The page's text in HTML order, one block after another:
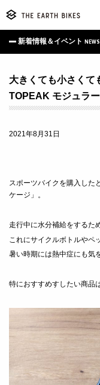
新着情報＆イベント
大きくても小さくて
TOPEAK モジュラ
2021年8月31日
スポーツバイクを購入した
ケージ」。
走行中に水分補給をするた
これにサイクルボトルやペ
暑い時期には熱中症にも気
特におすすめすしたい商品